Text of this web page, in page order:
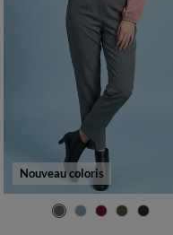
Nouveau coloris
36 38 40 42 44